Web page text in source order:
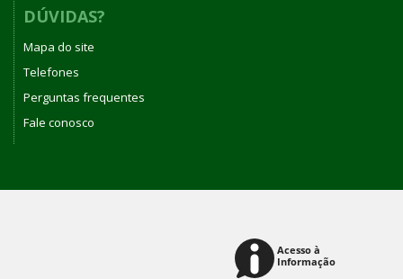
DÚVIDAS?
Mapa do site
Telefones
Perguntas frequentes
Fale conosco